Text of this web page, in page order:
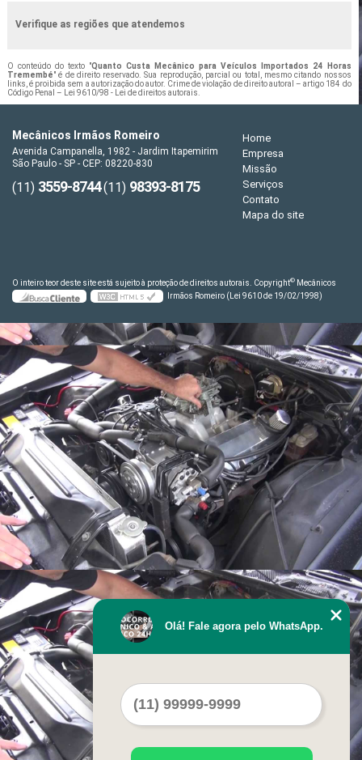
Verifique as regiões que atendemos
O conteúdo do texto "Quanto Custa Mecânico para Veículos Importados 24 Horas
Tremembé" é de direito reservado. Sua reprodução, parcial ou total, mesmo citando nossos
links, é proibida sem a autorização do autor. Crime de violação de direito autoral – artigo 184 do
Código Penal – Lei 9610/98 - Lei de direitos autorais.
Mecânicos Irmãos Romeiro
Avenida Campanella, 1982 - Jardim Itapemirim
São Paulo - SP - CEP: 08220-830
(11) 3559-8744(11) 98393-8175
Home
Empresa
Missão
Serviços
Contato
Mapa do site
O inteiro teor deste site está sujeito à proteção de direitos autorais. Copyright© Mecânicos
Irmãos Romeiro (Lei 9610 de 19/02/1998)
Olá! Fale agora pelo WhatsApp.